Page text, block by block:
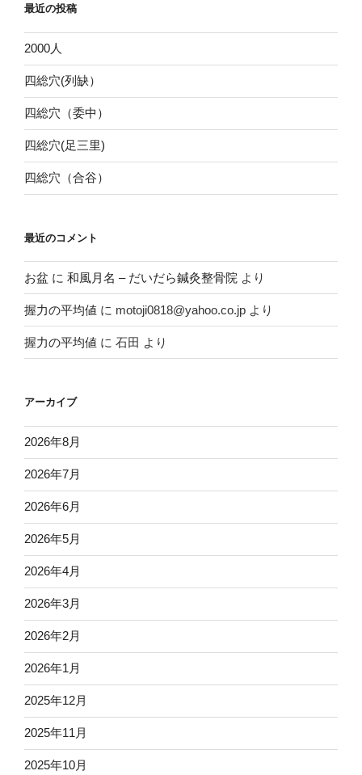
最近の投稿
2000人
四総穴(列缺）
四総穴（委中）
四総穴(足三里)
四総穴（合谷）
最近のコメント
お盆 に 和風月名 – だいだら鍼灸整骨院 より
握力の平均値 に motoji0818@yahoo.co.jp より
握力の平均値 に 石田 より
アーカイブ
2026年8月
2026年7月
2026年6月
2026年5月
2026年4月
2026年3月
2026年2月
2026年1月
2025年12月
2025年11月
2025年10月